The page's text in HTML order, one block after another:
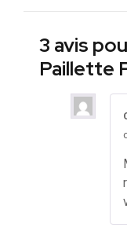
3 avis
Paillette